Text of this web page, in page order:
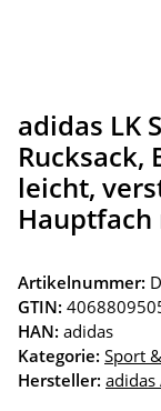
adidas LK
Rucksack,
leicht,
Hauptfach
Artikelnummer:
GTIN:
HAN: adidas
Kategorie: Sport
Hersteller: adidas